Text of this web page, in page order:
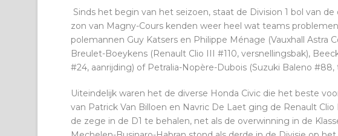
Sinds het begin van het seizoen, staat de Division 1 bol van
zon van Magny-Cours kenden weer heel wat teams
polemannen Guy Katsers en Philippe Ménage (Vauxhall Astra
Breulet-Boeykens (Renault Clio III #110, versnellingsbak),
#24, aanrijding) of Petralia-Nopère-Dubois (Suzuki Baleno #88,
Uiteindelijk waren het de diverse Honda Civic die het beste
van Patrick Van Billoen en Navric De Laet ging de Renault
de zege in de D1 te behalen, net als de overwinning in de